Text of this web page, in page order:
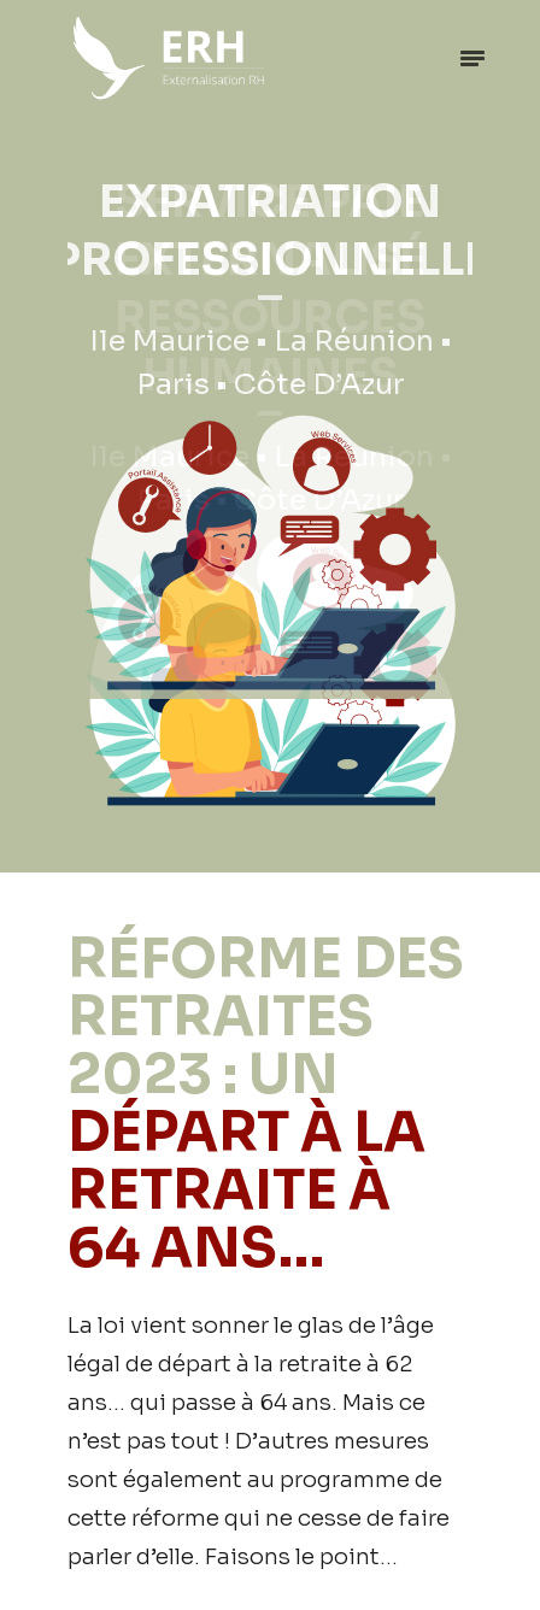
EXPATRIATION
PROFESSIONNELLE
Ile Maurice • La Réunion •
Paris • Côte D’Azur
RÉFORME DES
RETRAITES
2023 : UN
DÉPART À LA
RETRAITE À
64 ANS…
La loi vient sonner le glas de l’âge
légal de départ à la retraite à 62
ans… qui passe à 64 ans. Mais ce
n’est pas tout ! D’autres mesures
sont également au programme de
cette réforme qui ne cesse de faire
parler d’elle. Faisons le point…